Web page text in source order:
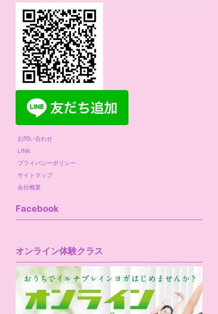
お問い合わせ
LINK
プライバシーポリシー
サイトマップ
会社概要
Facebook
オンライン体験クラス